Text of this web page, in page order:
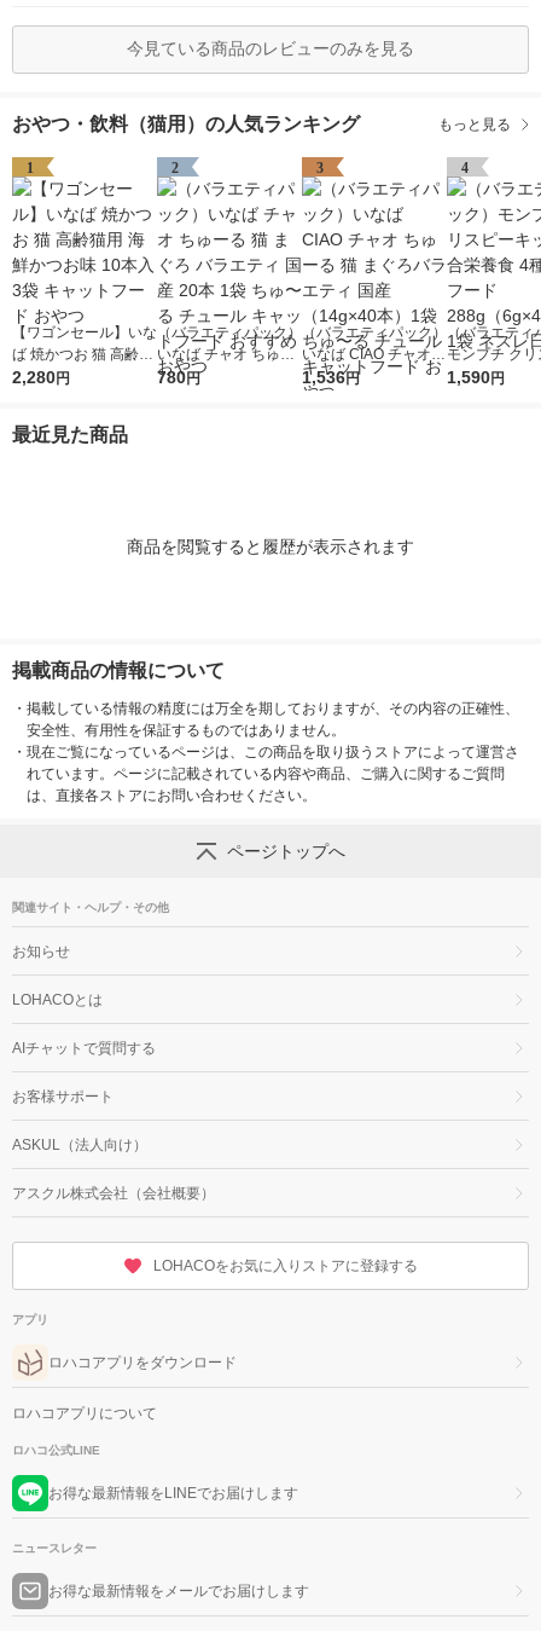
今見ている商品のレビューのみを見る
おやつ・飲料（猫用）の人気ランキング もっと見る
1
【ワゴンセール】いな
ば 焼かつお 猫 高齢猫
用 海鮮かつお味 10本
2,280円
2
（バラエティパック）
いなば チャオ ちゅー
る 猫 まぐろ バラエテ
780円
3
（バラエティパック）
いなば CIAO チャオ
ちゅーる 猫 まぐろバ
1,536円
4
（バラエティ
モンプチ ク
キッス 総合
1,590円
最近見た商品
商品を閲覧すると履歴が表示されます
掲載商品の情報について
・ 掲載している情報の精度には万全を期しておりますが、その内容の正確性、
安全性、有用性を保証するものではありません。
・ 現在ご覧になっているページは、この商品を取り扱うストアによって運営さ
れています。ページに記載されている内容や商品、ご購入に関するご質問
は、直接各ストアにお問い合わせください。
ページトップへ
関連サイト・ヘルプ・その他
お知らせ
LOHACOとは
AIチャットで質問する
お客様サポート
ASKUL（法人向け）
アスクル株式会社（会社概要）
LOHACOをお気に入りストアに登録する
アプリ
ロハコアプリをダウンロード
ロハコアプリについて
ロハコ公式LINE
お得な最新情報をLINEでお届けします
ニュースレター
お得な最新情報をメールでお届けします